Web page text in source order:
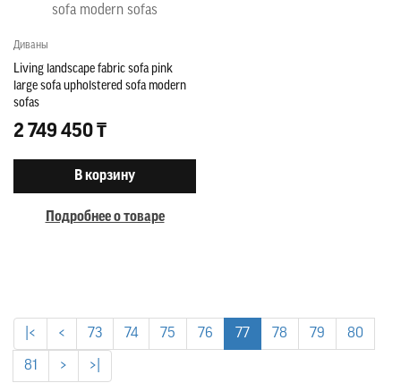
Диваны
Living landscape fabric sofa pink
large sofa upholstered sofa modern
sofas
2 749 450 ₸
В корзину
Подробнее о товаре
|< < 73 74 75 76 77 78 79 80
81 > >|